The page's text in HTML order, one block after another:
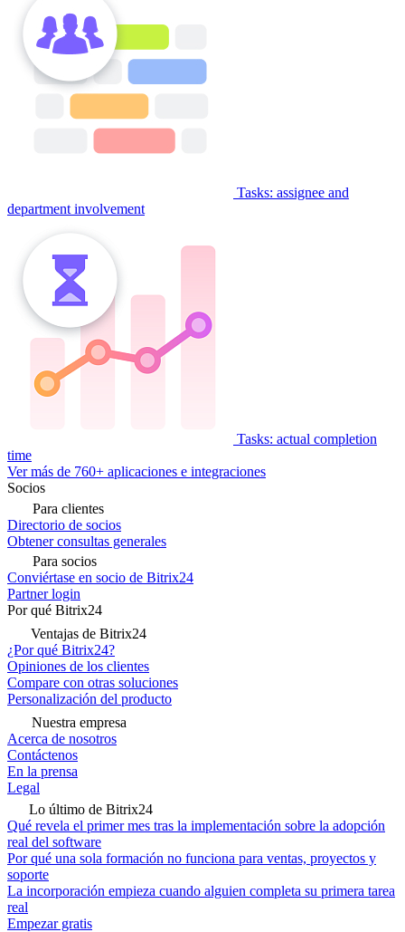
Tasks: assignee and
department involvement
Tasks: actual completion
time
Ver más de 760+ aplicaciones e integraciones
Socios
Para clientes
Directorio de socios
Obtener consultas generales
Para socios
Conviértase en socio de Bitrix24
Partner login
Por qué Bitrix24
Ventajas de Bitrix24
¿Por qué Bitrix24?
Opiniones de los clientes
Compare con otras soluciones
Personalización del producto
Nuestra empresa
Acerca de nosotros
Contáctenos
En la prensa
Legal
Lo último de Bitrix24
Qué revela el primer mes tras la implementación sobre la adopción
real del software
Por qué una sola formación no funciona para ventas, proyectos y
soporte
La incorporación empieza cuando alguien completa su primera tarea
real
Empezar gratis